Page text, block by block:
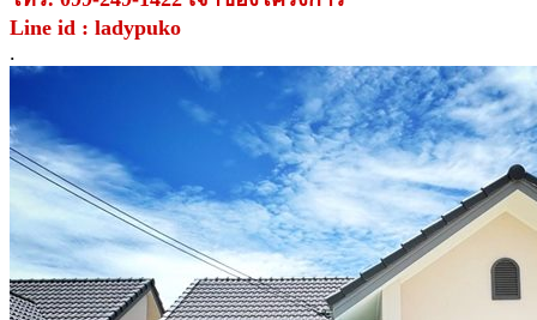
Line id : ladypuko
.